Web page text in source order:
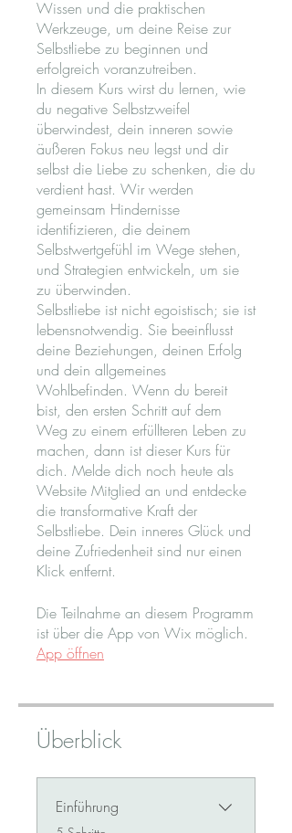
Wissen und die praktischen
Werkzeuge, um deine Reise zur
Selbstliebe zu beginnen und
erfolgreich voranzutreiben.
In diesem Kurs wirst du lernen, wie
du negative Selbstzweifel
überwindest, dein inneren sowie
äußeren Fokus neu legst und dir
selbst die Liebe zu schenken, die du
verdient hast. Wir werden
gemeinsam Hindernisse
identifizieren, die deinem
Selbstwertgefühl im Wege stehen,
und Strategien entwickeln, um sie
zu überwinden.
Selbstliebe ist nicht egoistisch; sie ist
lebensnotwendig. Sie beeinflusst
deine Beziehungen, deinen Erfolg
und dein allgemeines
Wohlbefinden. Wenn du bereit
bist, den ersten Schritt auf dem
Weg zu einem erfüllteren Leben zu
machen, dann ist dieser Kurs für
dich. Melde dich noch heute als
Website Mitglied an und entdecke
die transformative Kraft der
Selbstliebe. Dein inneres Glück und
deine Zufriedenheit sind nur einen
Die Teilnahme an diesem Programm
ist über die App von Wix möglich.
App öffnen
Überblick
Einführung
.